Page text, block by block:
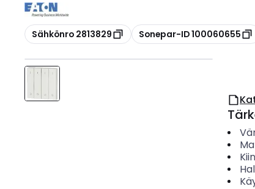
Kopioi
Sähkönro 2813829 Kopioi
Sonepar-ID 100060655